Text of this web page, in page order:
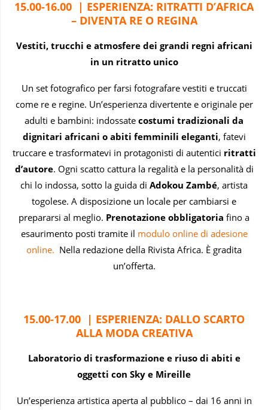
15.00-16.00 | ESPERIENZA: RITRATTI D’AFRICA
– DIVENTA RE O REGINA
Vestiti, trucchi e atmosfere dei grandi regni africani
in un ritratto unico
Un set fotografico per farsi fotografare vestiti e truccati
come re e regine. Un’esperienza divertente e originale per
adulti e bambini: indossate costumi tradizionali da
dignitari africani o abiti femminili eleganti, fatevi
truccare e trasformatevi in protagonisti di autentici ritratti
d’autore. Ogni scatto cattura la regalità e la personalità di
chi lo indossa, sotto la guida di Adokou Zambé, artista
togolese. A disposizione un locale per cambiarsi e
prepararsi al meglio. Prenotazione obbligatoria fino a
esaurimento posti tramite il modulo online di adesione
online. Nella redazione della Rivista Africa. È gradita
un’offerta.
15.00-17.00 | ESPERIENZA: DALLO SCARTO
ALLA MODA CREATIVA
Laboratorio di trasformazione e riuso di abiti e
oggetti con Sky e Mireille
Un’esperienza artistica aperta al pubblico – dai 16 anni in